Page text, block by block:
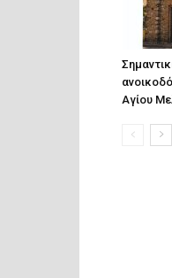
Αγίου